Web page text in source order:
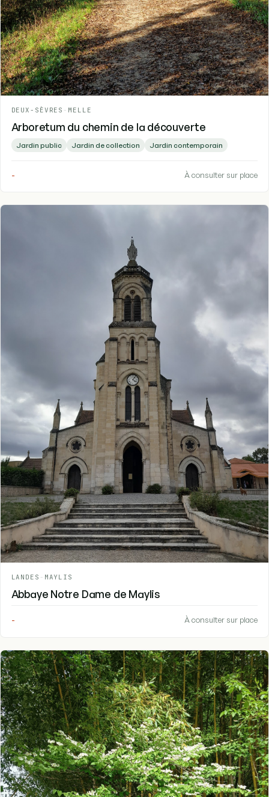
DEUX-SÈVRES - MELLE
Arboretum du chemin de la découverte
Jardin public Jardin de collection Jardin contemporain
- À consulter sur place
LANDES - MAYLIS
Abbaye Notre Dame de Maylis
- À consulter sur place